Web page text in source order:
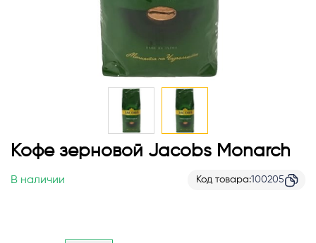
Перейти
кКофе зерновой Jacobs Monarch
В наличии Код товара 100205